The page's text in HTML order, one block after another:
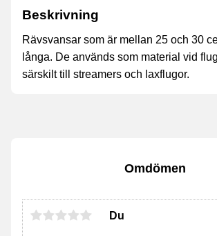
Beskrivning
Rävsvansar som är mellan 25 och 30
långa. De används som material vid
särskilt till streamers och laxflugor.
Omdömen
Du